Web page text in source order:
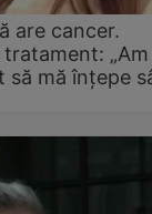
are cancer.
mă înțepe